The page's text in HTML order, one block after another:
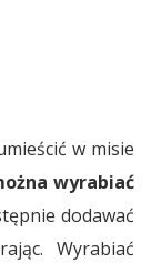
w misie
wyrabiać
dodawać
Wyrabiać